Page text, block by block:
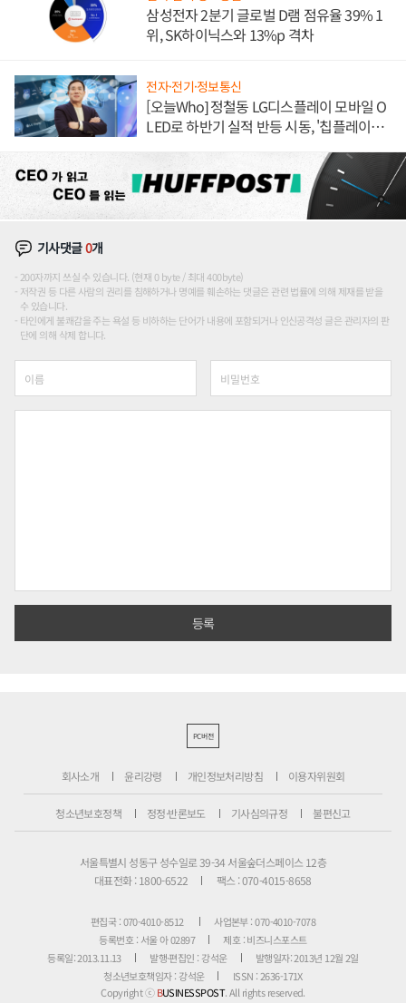
삼성전자 2분기 글로벌 D램 점유율 39% 1
위, SK하이닉스와 13%p 격차
전자·전기·정보통신
[오늘Who] 정철동 LG디스플레이 모바일 O
LED로 하반기 실적 반등 시동, '칩플레이
기사댓글0개
200자까지 쓰실 수 있습니다. (현재 0 byte / 최대 400byte)
저작권 등 다른 사람의 권리를 침해하거나 명예를 훼손하는 댓글은 관련 법률에 의해 제재를 받을
수 있습니다.
타인에게 불쾌감을 주는 욕설 등 비하하는 단어가 내용에 포함되거나 인신공격성 글은 관리자의 판
단에 의해 삭제 합니다.
PC버전
회사소개 윤리강령 개인정보처리방침 이용자위원회
청소년보호정책 정정·반론보도 기사심의규정 불편신고
서울특별시 성동구 성수일로 39-34 서울숲더스페이스 12층
대표전화 : 1800-6522
팩스 : 070-4015-8658
편집국 : 070-4010-8512
사업본부 : 070-4010-7078
등록번호 : 서울 아 02897
제호 : 비즈니스포스트
등록일: 2013.11.13
발행·편집인 : 강석운
발행일자: 2013년 12월 2일
청소년보호책임자 : 강석운
ISSN : 2636-171X
Copyright ⓒBUSINESSPOST. All rights reserved.